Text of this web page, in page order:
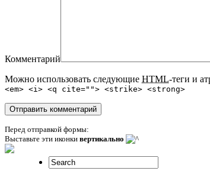
Комментарий
Можно использовать следующие HTML-теги и
<em> <i> <q cite=""> <strike> <strong>
Перед отправкой формы:
Выставьте эти иконки вертикально